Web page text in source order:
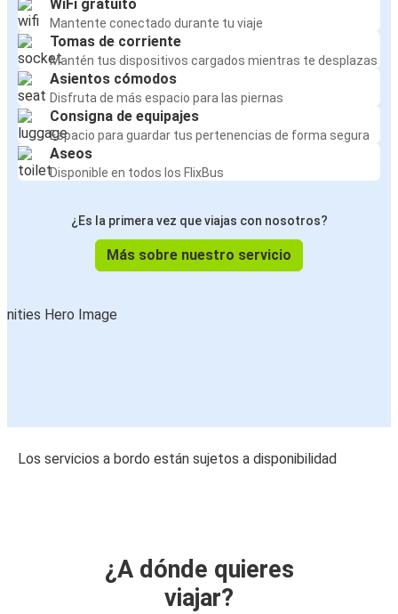
WiFi gratuito
Mantente conectado durante tu viaje
Tomas de corriente
Mantén tus dispositivos cargados mientras te desplazas
Asientos cómodos
Disfruta de más espacio para las piernas
Consigna de equipajes
Espacio para guardar tus pertenencias de forma segura
Aseos
Disponible en todos los FlixBus
¿Es la primera vez que viajas con nosotros?
Más sobre nuestro servicio
Los servicios a bordo están sujetos a disponibilidad
¿A dónde quieres
viajar?